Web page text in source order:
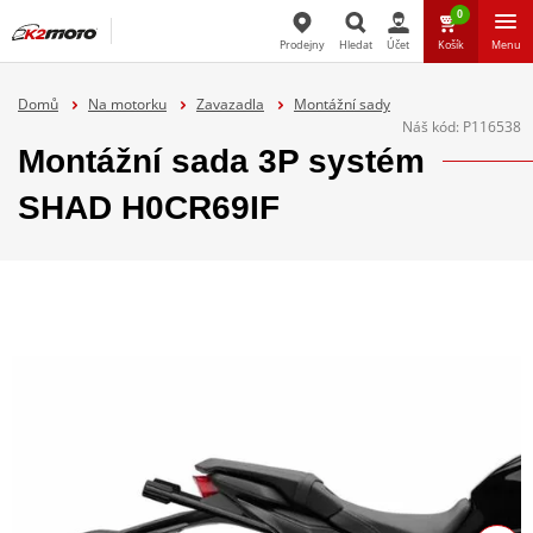
Prodejny Hledat Účet
0
Košík Menu
Domů Na motorku Zavazadla
Montážní sady
Náš kód: P116538
Montážní sada 3P systém
SHAD H0CR69IF